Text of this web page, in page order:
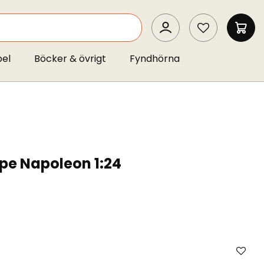
SEARCH
MIN
Böcker & övrigt Fyndhörna
Napoleon 1:24